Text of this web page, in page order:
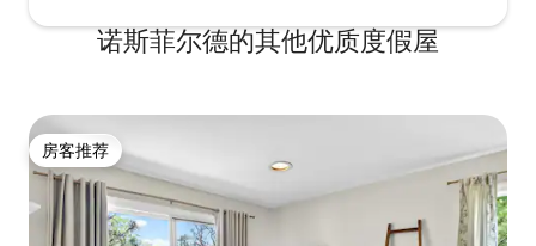
诺斯菲尔德的其他优质度假屋
房客推荐
房客推荐